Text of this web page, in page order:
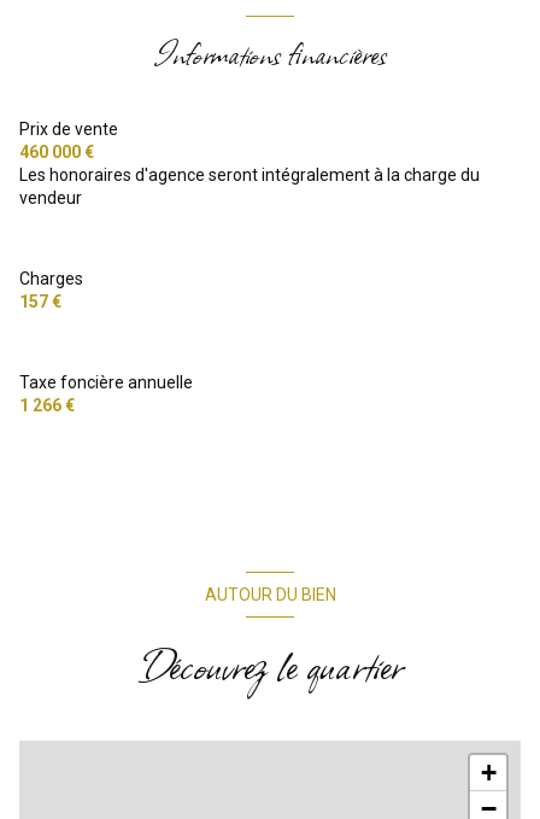
Informations financières
Prix de vente
460 000 €
Les honoraires d'agence seront intégralement à la charge du
vendeur
Charges
157 €
Taxe foncière annuelle
1 266 €
AUTOUR DU BIEN
Découvrez le quartier
+
−